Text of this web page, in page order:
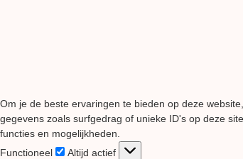
Om je de beste ervaringen te bieden op deze
gegevens zoals surfgedrag of unieke ID's op deze
functies en mogelijkheden.
Functioneel
Functioneel
Altijd actief